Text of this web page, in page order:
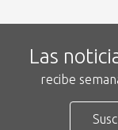
Las
recibe